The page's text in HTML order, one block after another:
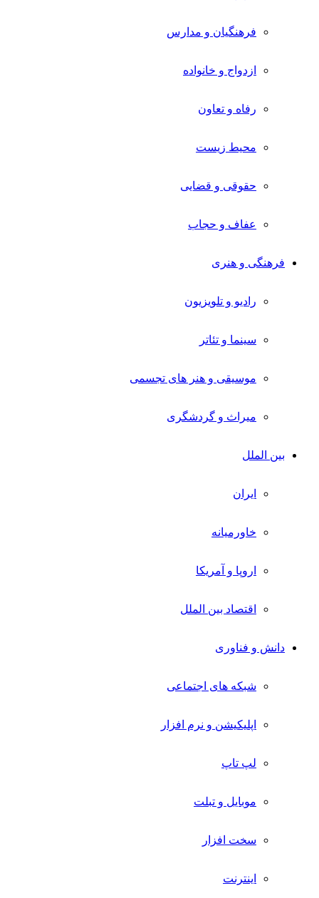
فرهنگیان و مدارس
ازدواج و خانواده
رفاه و تعاون
محیط زیست
حقوقی و قضایی
عفاف و حجاب
فرهنگی و هنری
رادیو و تلویزیون
سینما و تئاتر
موسیقی و هنر های تجسمی
میراث و گردشگری
بین الملل
ایران
خاورمیانه
اروپا و آمریکا
اقتصاد بین الملل
دانش و فناوری
شبکه های اجتماعی
اپلیکیشن و نرم افزار
لپ تاپ
موبایل و تبلت
سخت افزار
اینترنت